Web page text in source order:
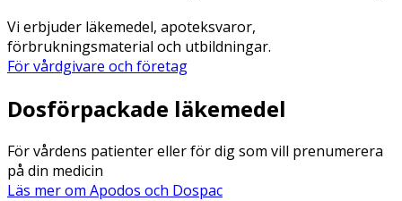
Vi erbjuder läkemedel, apoteksvaror,
förbrukningsmaterial och utbildningar.
För vårdgivare och företag
Dosförpackade läkemedel
För vårdens patienter eller för dig som vill prenumerera
på din medicin
Läs mer om Apodos och Dospac